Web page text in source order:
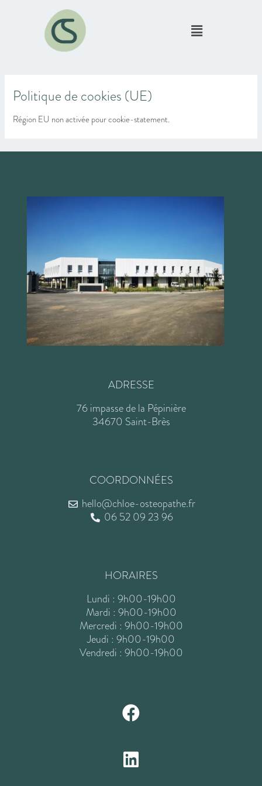
Menu
Politique de cookies (UE)
Région EU non activée pour cookie-statement.
ADRESSE
76 impasse de la Pépinière
34670 Saint-Brès
COORDONNÉES
hello@chloe-osteopathe.fr
06 52 09 23 96
HORAIRES
Lundi : 9h00-19h00
Mardi : 9h00-19h00
Mercredi : 9h00-19h00
Jeudi : 9h00-19h00
Vendredi : 9h00-19h00
F
a
e
b
L
i